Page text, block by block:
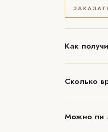
Как
Сколько
Можно ли